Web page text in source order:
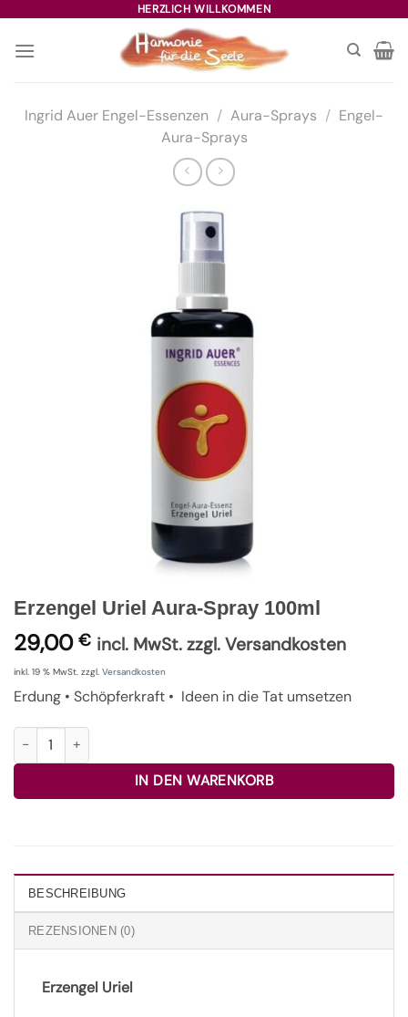
springen
HERZLICH WILLKOMMEN
Ingrid Auer Engel-Essenzen / Aura-Sprays / Engel-
Aura-Sprays
Erzengel Uriel Aura-Spray 100ml
29,00 € incl. MwSt. zzgl. Versandkosten
inkl. 19 % MwSt. zzgl. Versandkosten
Erdung • Schöpferkraft • Ideen in die Tat umsetzen
Erzengel Uriel Aura-Spray 100ml Menge
IN DEN WARENKORB
BESCHREIBUNG
REZENSIONEN (0)
Erzengel Uriel